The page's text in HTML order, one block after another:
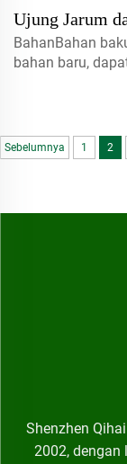
Ujung Jarum
Kemasan
BahanBahan
bahan baru,
Sebelumnya 1 2
Shenzhen
2002, dengan